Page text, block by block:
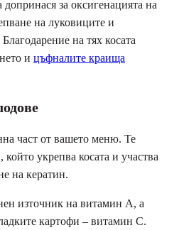
за оксигенацията на
на луковиците и
на тях косата
и цъфналите краища
част от вашето меню. Те
укрепва косата и участва
на кератин.
източник на витамин А, а
картофи – витамин С.